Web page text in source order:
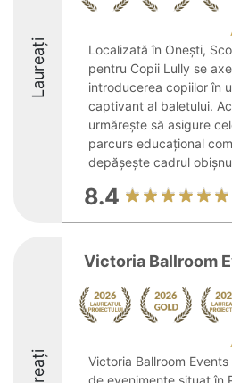
Laureați
Localizată în Onești,
pentru Copii Lully se
introducerea copiilor în
captivant al baletului.
urmărește să asigure
parcurs educațional
depășește cadrul
8.4
Victoria Ballroom
Victoria Ballroom
de evenimente situat în